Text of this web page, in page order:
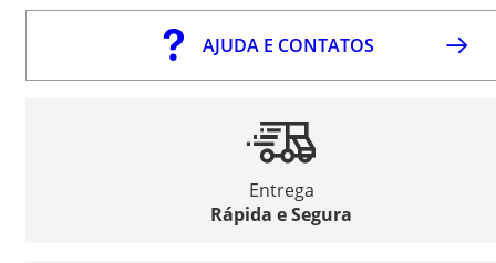
AJUDA E CONTATOS
Entrega
Rápida e Segura